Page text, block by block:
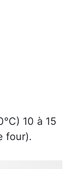
10 à 15
four).